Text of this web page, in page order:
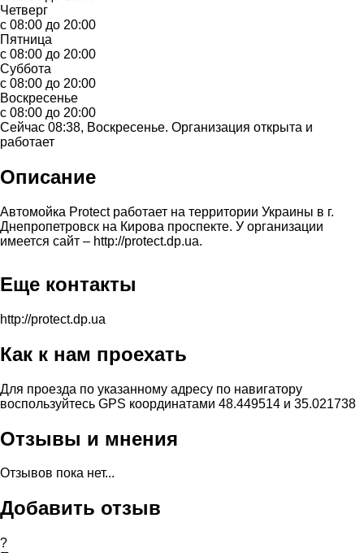
Четверг
с 08:00 до 20:00
Пятница
с 08:00 до 20:00
Суббота
с 08:00 до 20:00
Воскресенье
с 08:00 до 20:00
Сейчас 08:38, Воскресенье. Организация открыта и
работает
Описание
Автомойка Protect работает на территории Украины в г.
Днепропетровск на Кирова проспекте. У организации
имеется сайт – http://protect.dp.ua.
Еще контакты
http://protect.dp.ua
Как к нам проехать
Для проезда по указанному адресу по навигатору
воспользуйтесь GPS координатами 48.449514 и 35.021738
Отзывы и мнения
Отзывов пока нет...
Добавить отзыв
?